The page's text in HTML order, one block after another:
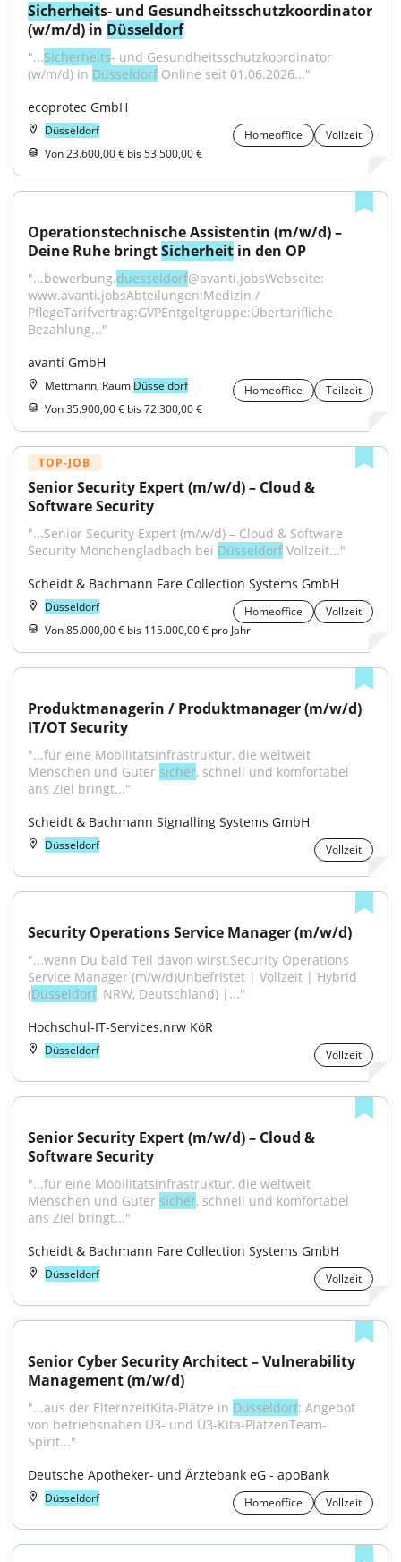
Sicherheits- und Gesundheitsschutzkoordinator
(w/m/d) in Düsseldorf
"...Sicherheits- und Gesundheitsschutzkoordinator
(w/m/d) in Düsseldorf Online seit 01.06.2026..."
ecoprotec GmbH
Düsseldorf Homeoffice
Vollzeit
Von 23.600,00 € bis 53.500,00 €
Operationstechnische Assistentin (m/w/d) –
Deine Ruhe bringt Sicherheit in den OP
"...bewerbung.duesseldorf@avanti.jobsWebseite:
www.avanti.jobsAbteilungen:Medizin /
PflegeTarifvertrag:GVPEntgeltgruppe:Übertarifliche
Bezahlung..."
avanti GmbH
Mettmann, Raum Düsseldorf Homeoffice
Teilzeit
Von 35.900,00 € bis 72.300,00 €
TOP-JOB
Senior Security Expert (m/w/d) – Cloud &
Software Security
"...Senior Security Expert (m/w/d) – Cloud & Software
Security Mönchengladbach bei Düsseldorf Vollzeit..."
Scheidt & Bachmann Fare Collection Systems GmbH
Düsseldorf Homeoffice
Vollzeit
Von 85.000,00 € bis 115.000,00 € pro Jahr
Produktmanagerin / Produktmanager (m/w/d)
IT/OT Security
"...für eine Mobilitätsinfrastruktur, die weltweit
Menschen und Güter sicher, schnell und komfortabel
ans Ziel bringt..."
Scheidt & Bachmann Signalling Systems GmbH
Düsseldorf Vollzeit
Security Operations Service Manager (m/w/d)
"...wenn Du bald Teil davon wirst.Security Operations
Service Manager (m/w/d)Unbefristet | Vollzeit | Hybrid
(Düsseldorf, NRW, Deutschland) |..."
Hochschul-IT-Services.nrw KöR
Düsseldorf Vollzeit
Senior Security Expert (m/w/d) – Cloud &
Software Security
"...für eine Mobilitätsinfrastruktur, die weltweit
Menschen und Güter sicher, schnell und komfortabel
ans Ziel bringt..."
Scheidt & Bachmann Fare Collection Systems GmbH
Düsseldorf Vollzeit
Senior Cyber Security Architect – Vulnerability
Management (m/w/d)
"...aus der ElternzeitKita-Plätze in Düsseldorf: Angebot
von betriebsnahen U3- und Ü3-Kita-PlätzenTeam-
Spirit..."
Deutsche Apotheker- und Ärztebank eG - apoBank
Düsseldorf Homeoffice Vollzeit